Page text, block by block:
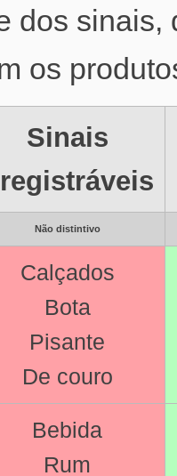
dos sinais,
os
Sinais
Não distintivo
Calçados
Bota
Pisante
De couro
Bebida
Rum